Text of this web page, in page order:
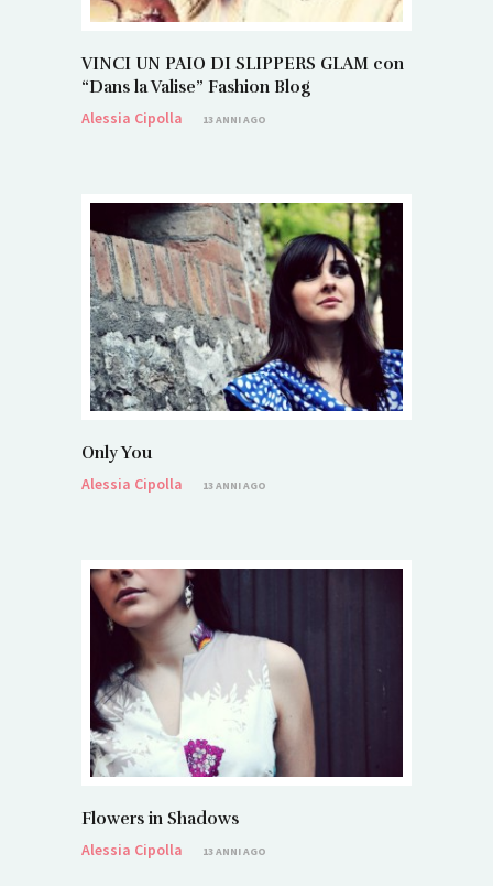
VINCI UN PAIO DI SLIPPERS GLAM con
“Dans la Valise” Fashion Blog
Alessia Cipolla
13 ANNI AGO
Only You
Alessia Cipolla
13 ANNI AGO
Flowers in Shadows
Alessia Cipolla
13 ANNI AGO